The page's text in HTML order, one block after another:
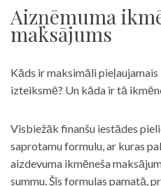
Aizņēmuma
maksājums
Kāds ir maksimāli
izteiksmē? Un kāda ir tā
Visbiežāk finanšu iestādes
saprotamu formulu, ar kuras
aizdevuma ikmēneša
summu. Šīs formulas pamatā,